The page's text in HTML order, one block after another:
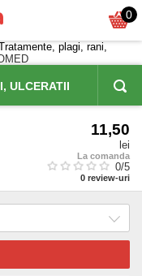
0
plagi, rani,
ULCERATII
11,50
lei
La comanda
0/5
0 review-uri